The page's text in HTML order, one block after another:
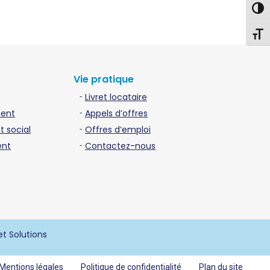
social
Vie pratique
Livret locataire
Appels d’offres
Offres d’emploi
Contactez-nous
Solutions
légales Politique de confidentialité Plan du site